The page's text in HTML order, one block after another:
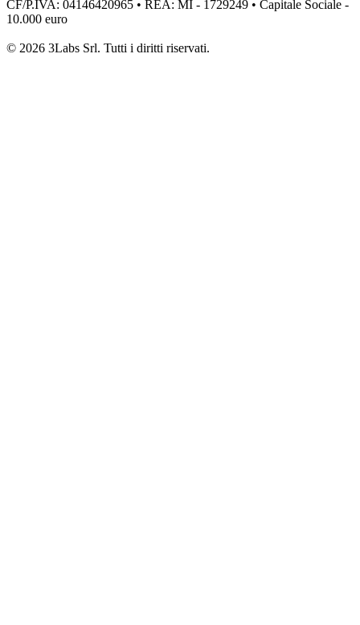
CF/P.IVA: 04146420965 • REA: MI - 1729249 • Capitale Sociale -
10.000 euro
© 2026 3Labs Srl. Tutti i diritti riservati.